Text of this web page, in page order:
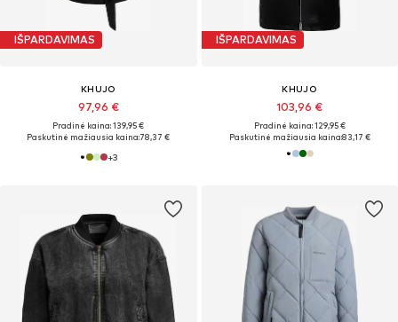
IŠPARDAVIMAS
KHUJO
97,96 €
Pradinė kaina: 139,95 €
Paskutinė mažiausia kaina:78,37 €
+3
IŠPARDAVIMAS
KHUJO
103,96 €
Pradinė kaina: 129,95 €
Paskutinė mažiausia kaina:83,17 €